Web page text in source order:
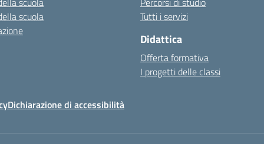
scuola
Tutti i servizi
Didattica
Offerta formativa
I progetti delle classi
Dichiarazione di accessibilità